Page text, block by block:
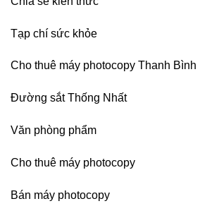
Tạp chí sức khỏe
Cho thuê máy photocopy Thanh Bình
Đường sắt Thống Nhất
Văn phòng phẩm
Cho thuê máy photocopy
Bán máy photocopy